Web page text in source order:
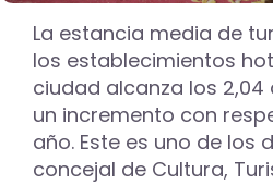
La estancia media de
los establecimientos
ciudad alcanza los
un incremento con
año. Este es uno de los
concejal de Cultura,